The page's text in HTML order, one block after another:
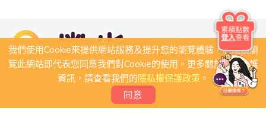
我們使用Cookie來提供網站服務及提升您的瀏覽體驗，若繼續瀏
覽此網站即代表您同意我們對Cookie的使用。更多關於隱私保護
資訊，請查看我們的隱私權保護政策。
同意
累積點數
登入查看